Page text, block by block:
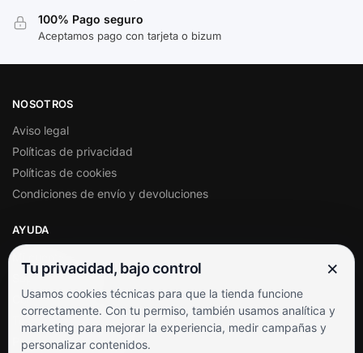
100% Pago seguro
Aceptamos pago con tarjeta o bizum
NOSOTROS
Aviso legal
Políticas de privacidad
Políticas de cookies
Condiciones de envío y devoluciones
AYUDA
Soporte al cliente
Contacto
Términos y condiciones
Preguntas frecuentes
Tu privacidad, bajo control ×
Usamos cookies técnicas para que la tienda funcione
correctamente. Con tu permiso, también usamos analítica y
marketing para mejorar la experiencia, medir campañas y
personalizar contenidos.